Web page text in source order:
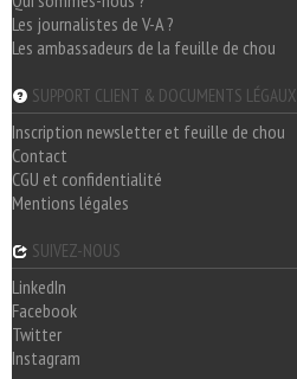
Les journalistes de V-A ?
Les ambassadeurs de la feuille de chou
SUPPORT CLIENT & DOCUMENTS LÉGAUX
Inscription newsletter et feuille de chou
Contact
CGU et confidentialité
Mentions légales
SUIVEZ-NOUS
LinkedIn
Facebook
Twitter
Instagram